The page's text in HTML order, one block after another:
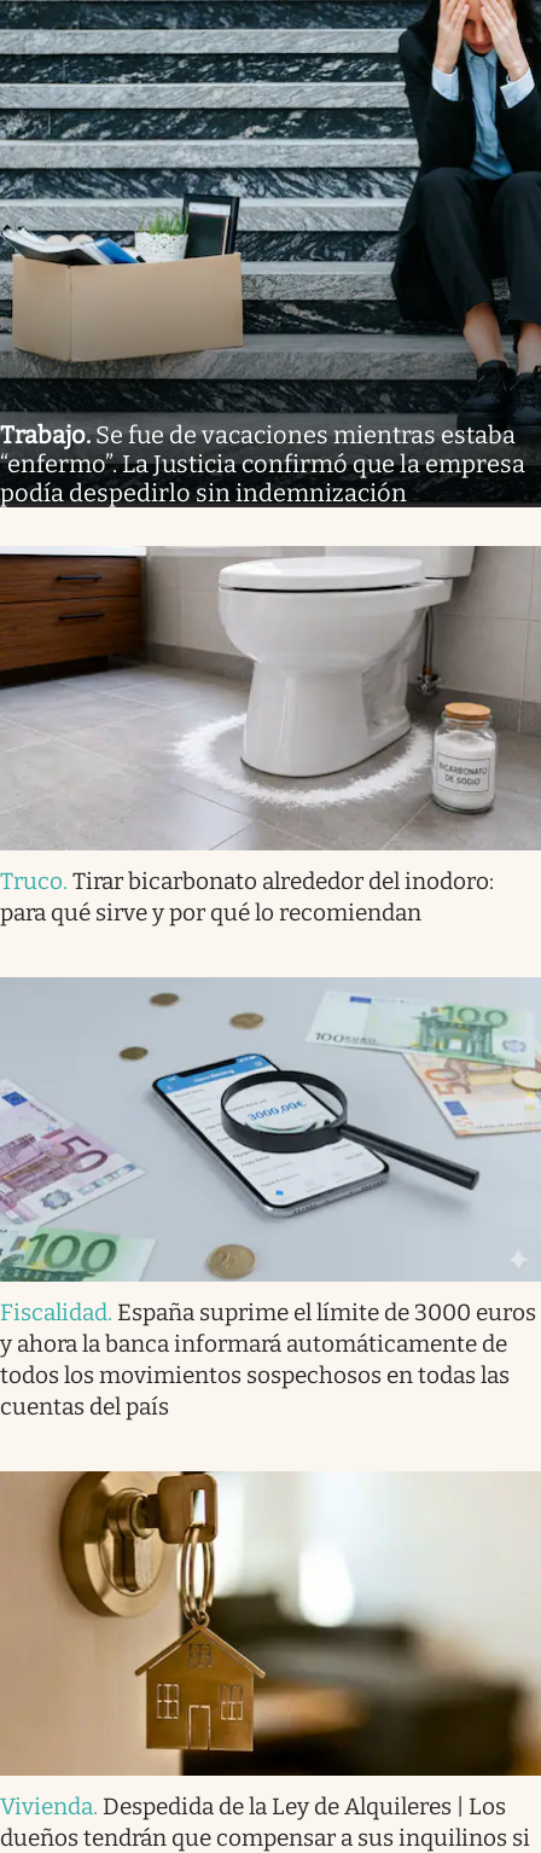
Trabajo.Se fue de vacaciones mientras estaba
“enfermo”. La Justicia confirmó que la empresa
podía despedirlo sin indemnización
Truco. Tirar bicarbonato alrededor del inodoro:
para qué sirve y por qué lo recomiendan
Fiscalidad. España suprime el límite de 3000 euros
y ahora la banca informará automáticamente de
todos los movimientos sospechosos en todas las
cuentas del país
Vivienda. Despedida de la Ley de Alquileres | Los
dueños tendrán que compensar a sus inquilinos si